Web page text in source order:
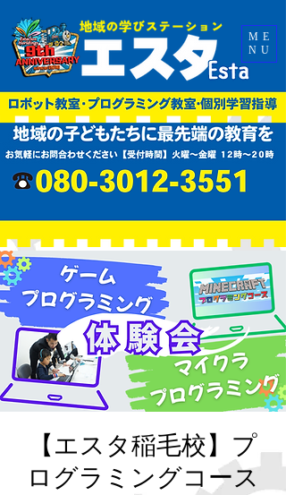
ME
NU
【エスタ稲毛校】プ
ログラミングコース